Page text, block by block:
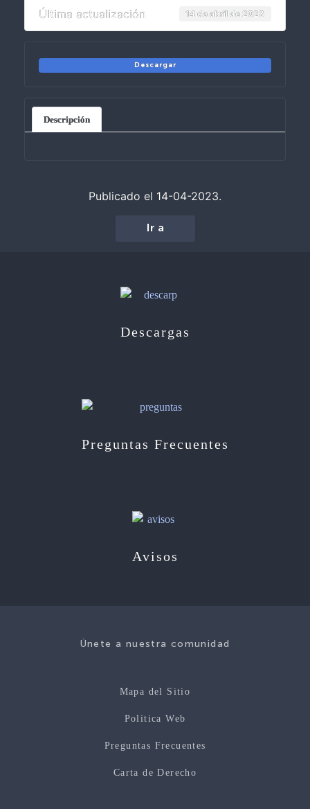
Última actualización 14 de abril de 2023
Descargar
Descripción
Publicado el 14-04-2023.
Ir a
Descargas
Preguntas Frecuentes
Avisos
Únete a nuestra comunidad
Mapa del Sitio
Politica Web
Preguntas Frecuentes
Carta de Derecho